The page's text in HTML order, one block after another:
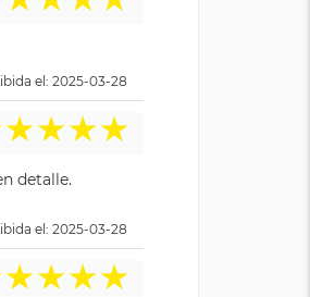
el: 2025-03-28
★★★★
detalle.
el: 2025-03-28
★★★★